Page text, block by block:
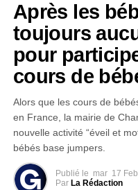
Après les
toujours
pour
cours de
Alors que les cours de
en France, la mairie de
nouvelle activité “éveil et
bébés base jumpers.
Publié le mar 17
Par La Rédaction